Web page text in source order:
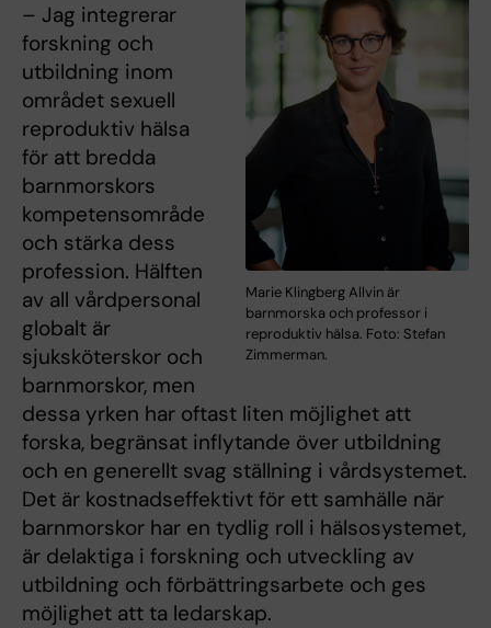
Marie Klingberg Allvin är
barnmorska och professor i
reproduktiv hälsa. Foto: Stefan
Zimmerman.
– Jag integrerar
forskning och
utbildning inom
området sexuell
reproduktiv hälsa
för att bredda
barnmorskors
kompetensområde
och stärka dess
profession. Hälften
av all vårdpersonal
globalt är
sjuksköterskor och
barnmorskor, men
dessa yrken har oftast liten möjlighet att
forska, begränsat inflytande över utbildning
och en generellt svag ställning i vårdsystemet.
Det är kostnadseffektivt för ett samhälle när
barnmorskor har en tydlig roll i hälsosystemet,
är delaktiga i forskning och utveckling av
utbildning och förbättringsarbete och ges
möjlighet att ta ledarskap.